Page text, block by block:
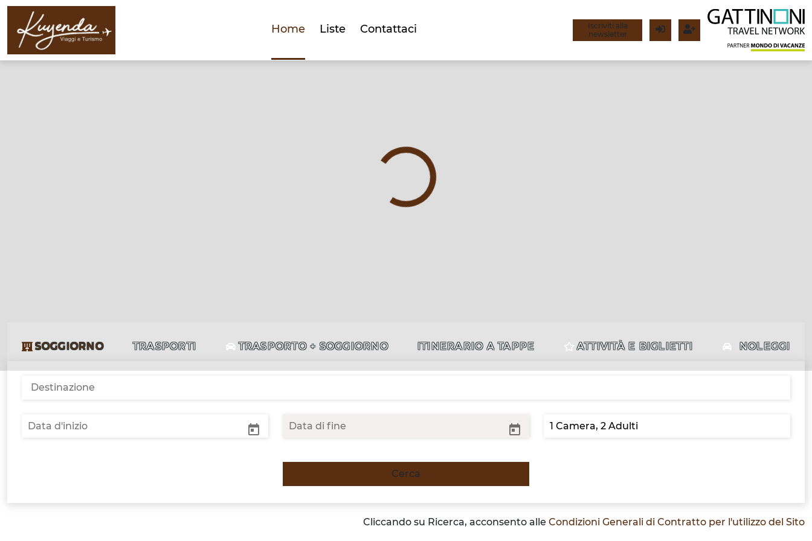
Home Liste Contattaci
Iscriviti alla
newsletter
Registrati
SOGGIORNO TRASPORTI TRASPORTO + SOGGIORNO ITINERARIO A TAPPE ATTIVITÀ E BIGLIETTI NOLEGGI
Cerca
Cliccando su Ricerca, acconsento alle Condizioni Generali di Contratto per l'utilizzo del Sito